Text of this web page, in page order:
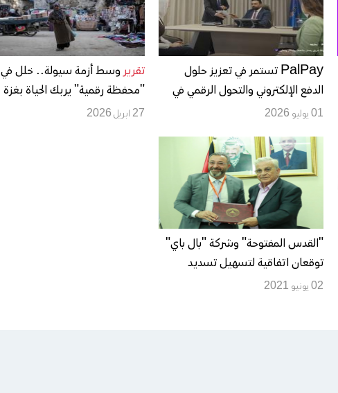
PalPay تستمر في تعزيز حلول
الدفع الإلكتروني والتحول الرقمي في
فلسطين
01 يوليو 2026
تقرير وسط أزمة سيولة.. خلل في
"محفظة رقمية" يربك الحياة بغزة
27 ابريل 2026
"القدس المفتوحة" وشركة "بال باي"
توقعان اتفاقية لتسهيل تسديد
الرسوم الجامعية
02 يونيو 2021